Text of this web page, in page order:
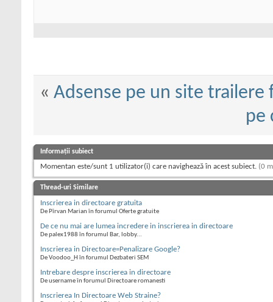
« Adsense pe un site trailere
pe
Informații subiect
Momentan este/sunt 1 utilizator(i) care navighează în acest subiect. (0
Thread-uri Similare
Inscrierea in directoare gratuita
De Pîrvan Marian în forumul Oferte gratuite
De ce nu mai are lumea incredere in inscrierea in directoare
De palex1988 în forumul Bar, lobby...
Inscrierea in Directoare=Penalizare Google?
De Voodoo_H în forumul Dezbateri SEM
Intrebare despre inscrierea in directoare
De username în forumul Directoare romanesti
Inscrierea In Directoare Web Straine?